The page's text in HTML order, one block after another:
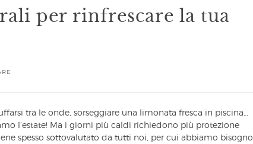
per rinfrescare la tua
tra le onde, sorseggiare una limonata fresca in piscina…
l’estate! Ma i giorni più caldi richiedono più protezione
spesso sottovalutato da tutti noi, per cui abbiamo bisogno